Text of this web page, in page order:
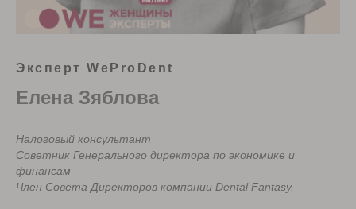
Эксперт WeProDent
Елена Зяблова
Налоговый консультант
Cоветник Генерального директора по экономике и
финансам
Член Совета Директоров компании Dental Fantasy.